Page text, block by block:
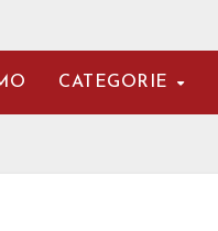
CATEGORIE